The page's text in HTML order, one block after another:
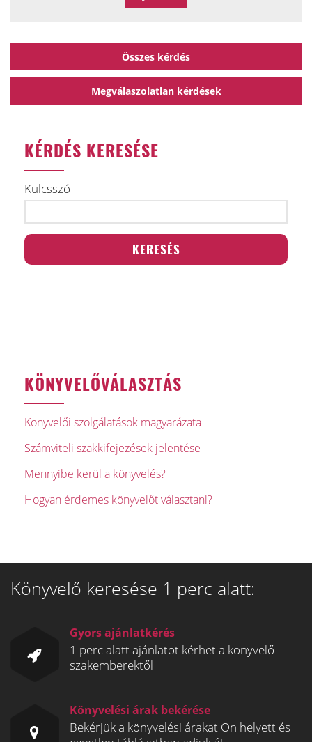
Összes kérdés
Megválaszolatlan kérdések
KÉRDÉS KERESÉSE
Kulcsszó
KÖNYVELŐVÁLASZTÁS
Könyvelői szolgálatások magyarázata
Számviteli szakkifejezések jelentése
Mennyibe kerül a könyvelés?
Hogyan érdemes könyvelőt választani?
Könyvelő keresése 1 perc alatt:
Gyors ajánlatkérés
1 perc alatt ajánlatot kérhet a könyvelő-
szakemberektől
Könyvelési árak bekérése
Bekérjük a könyvelési árakat Ön helyett és